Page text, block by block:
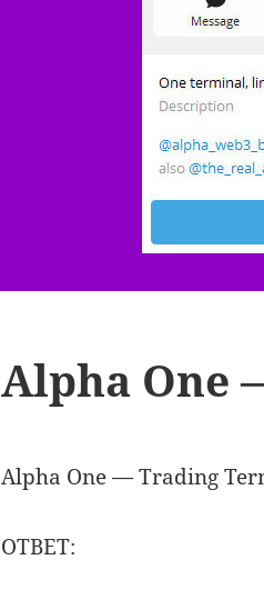
Alpha One
Alpha One — Trading
ОТВЕТ: